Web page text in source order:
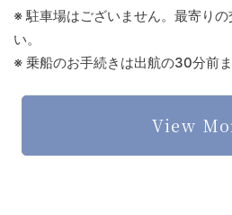
※ 駐車場はございません。最寄り
い。
※ 乗船のお手続きは出航の30分前
View